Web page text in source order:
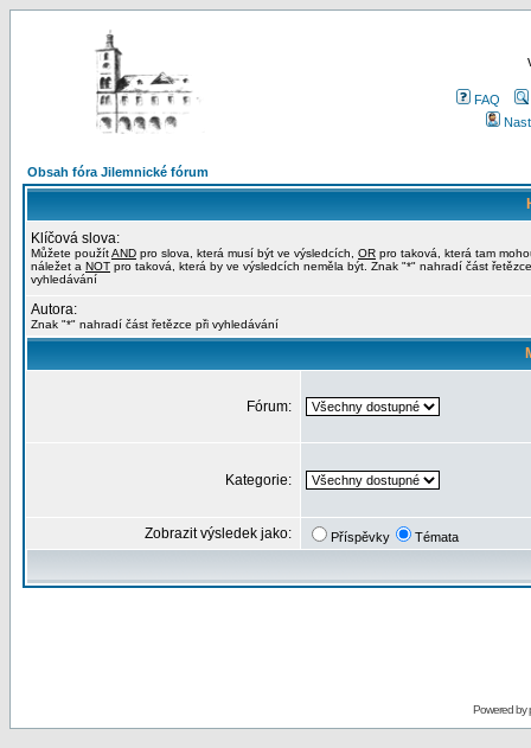
FAQ
Obsah fóra Jilemnické fórum
Klíčová slova:
Můžete použítAND pro slova, která musí být ve výsledcích, OR pro taková, která tam
náležet a NOT pro taková, která by ve výsledcích neměla být. Znak "*" nahradí část
vyhledávání
Autora:
Znak "*" nahradí část řetězce při vyhledávání
Fórum:
Kategorie:
Zobrazit výsledek jako: Příspěvky Témata
Powered by